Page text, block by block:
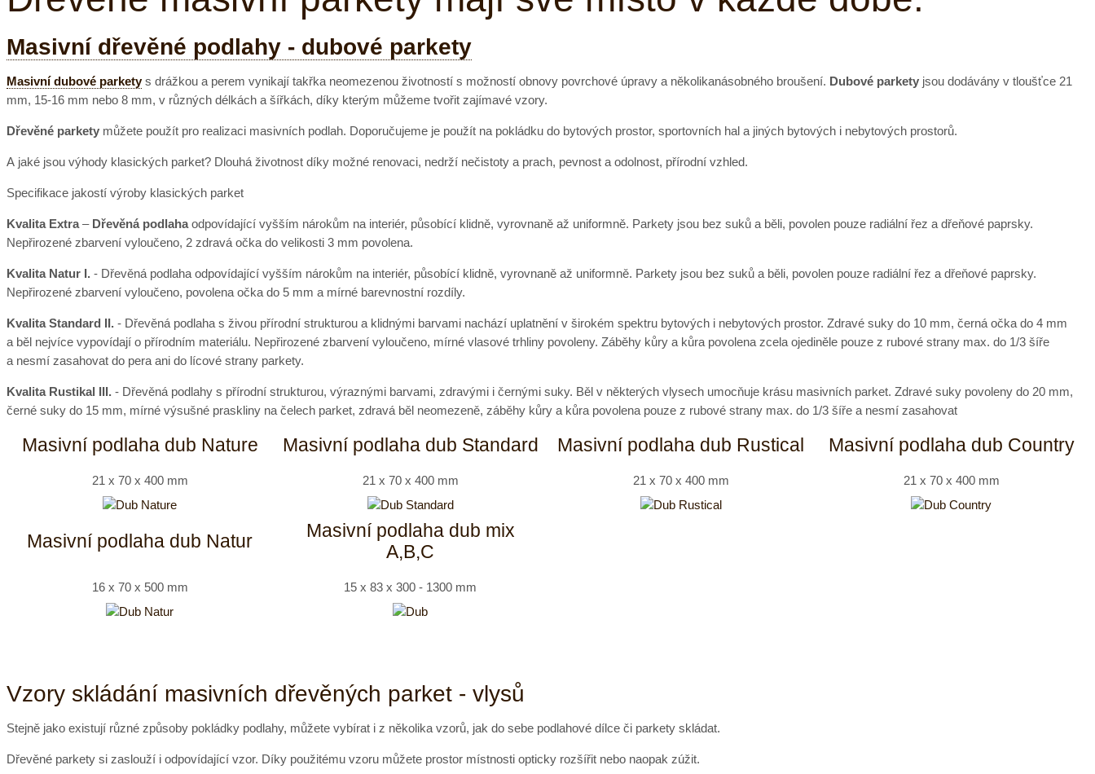
Masivní dřevěné podlahy - dubové parkety
Masivní dubové parketys drážkou a perem vynikají takřka neomezenou životností s možností obnovy povrchové úpravy a několikanásobného broušení. Dubové parkety jsou dodávány v tloušťce 21
mm, 15-16 mm nebo 8 mm, v různých délkách a šířkách, díky kterým můžeme tvořit zajímavé vzory.
Dřevěné parkety můžete použít pro realizaci masivních podlah. Doporučujeme je použít na pokládku do bytových prostor, sportovních hal a jiných bytových i nebytových prostorů.
A jaké jsou výhody klasických parket? Dlouhá životnost díky možné renovaci, nedrží nečistoty a prach, pevnost a odolnost, přírodní vzhled.
Specifikace jakostí výroby klasických parket
Kvalita Extra– Dřevěná podlahaodpovídající vyšším nárokům na interiér, působící klidně, vyrovnaně až uniformně. Parkety jsou bez suků a běli, povolen pouze radiální řez a dřeňové paprsky.
Nepřirozené zbarvení vyloučeno, 2 zdravá očka do velikosti 3 mm povolena.
Kvalita Natur I. - Dřevěná podlaha odpovídající vyšším nárokům na interiér, působící klidně, vyrovnaně až uniformně. Parkety jsou bez suků a běli, povolen pouze radiální řez a dřeňové paprsky.
Nepřirozené zbarvení vyloučeno, povolena očka do 5 mm a mírné barevnostní rozdíly.
Kvalita Standard II. - Dřevěná podlaha s živou přírodní strukturou a klidnými barvami nachází uplatnění v širokém spektru bytových i nebytových prostor. Zdravé suky do 10 mm, černá očka do 4 mm
a běl nejvíce vypovídají o přírodním materiálu. Nepřirozené zbarvení vyloučeno, mírné vlasové trhliny povoleny. Záběhy kůry a kůra povolena zcela ojediněle pouze z rubové strany max. do 1/3 šíře
a nesmí zasahovat do pera ani do lícové strany parkety.
Kvalita Rustikal III. - Dřevěná podlahy s přírodní strukturou, výraznými barvami, zdravými i černými suky. Běl v některých vlysech umocňuje krásu masivních parket. Zdravé suky povoleny do 20 mm,
černé suky do 15 mm, mírné výsušné praskliny na čelech parket, zdravá běl neomezeně, záběhy kůry a kůra povolena pouze z rubové strany max. do 1/3 šíře a nesmí zasahovat
Masivní podlaha dub Nature Masivní podlaha dub Standard Masivní podlaha dub Rustical Masivní podlaha dub Country
21 x 70 x 400 mm 21 x 70 x 400 mm 21 x 70 x 400 mm 21 x 70 x 400 mm
Masivní podlaha dub Natur
Masivní podlaha dub mix
A,B,C
16 x 70 x 500 mm 15 x 83 x 300 - 1300 mm
Vzory skládání masivních dřevěných parket - vlysů
Stejně jako existují různé způsoby pokládky podlahy, můžete vybírat i z několika vzorů, jak do sebe podlahové dílce či parkety skládat.
Dřevěné parkety si zaslouží i odpovídající vzor. Díky použitému vzoru můžete prostor místnosti opticky rozšířit nebo naopak zúžit.